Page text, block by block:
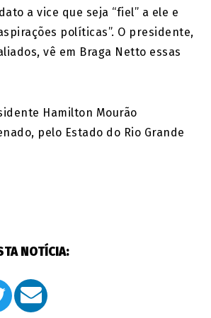
a vice que seja “fiel” a ele e
políticas”. O presidente,
vê em Braga Netto essas
Hamilton Mourão
pelo Estado do Rio Grande
NOTÍCIA: